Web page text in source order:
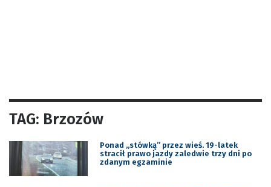
TAG: Brzozów
Ponad „stówką” przez wieś. 19-latek
stracił prawo jazdy zaledwie trzy dni po
zdanym egzaminie